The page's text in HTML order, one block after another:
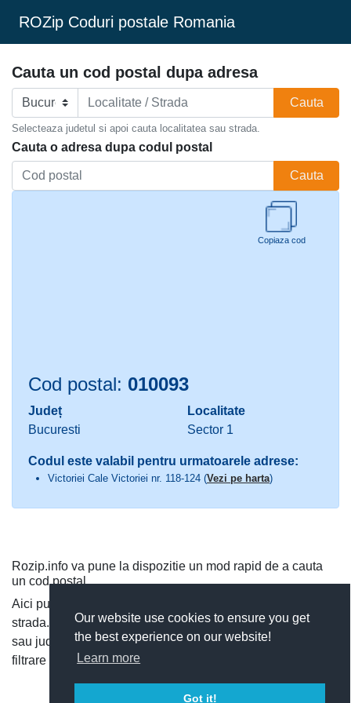
Our website use cookies to ensure you get
the best experience on our website!
Learn more
Got it!
ROZip Coduri postale Romania
Cauta un cod postal dupa adresa
Cauta
Selecteaza judetul si apoi cauta localitatea sau strada.
Cauta o adresa dupa codul postal
Cauta
Cod postal: 010093
Copiaza cod
Județ
Bucuresti
Localitate
Sector 1
Codul este valabil pentru urmatoarele adrese:
Victoriei Cale Victoriei nr. 118-124 (Vezi pe harta)
Rozip.info va pune la dispozitie un mod rapid de a cauta
un cod postal.
Aici puteti cauta dupa judet si localitate, sau direct dupa
strada. Puteti vedea toate codurile postale dintr-o localitate
sau judet, si cauta rapid un cod postal, utilizand functia de
filtrare a codurilor postale.